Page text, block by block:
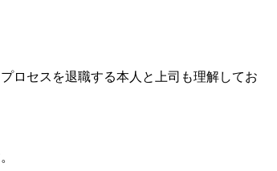
ロセスを退職する本人と上司も理解してお